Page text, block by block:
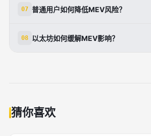
后卖出，通过夹击用户交易来获利
07 普通用户如何降低MEV风险？
选择更稳妥的交易路径来降低风险
08 以太坊如何缓解MEV影响？
猜你喜欢